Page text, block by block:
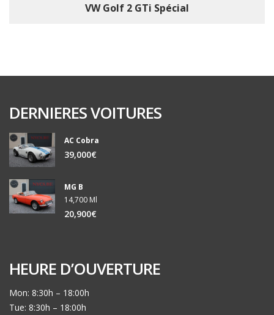
VW Golf 2 GTi Spécial
DERNIERES VOITURES
AC Cobra
39,000€
MG B
14,700 Ml
20,900€
HEURE D’OUVERTURE
Mon: 8:30h – 18:00h
Tue: 8:30h – 18:00h